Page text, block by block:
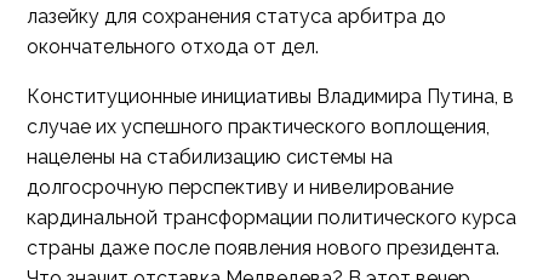
лазейку для сохранения статуса арбитра до
окончательного отхода от дел.
Конституционные инициативы Владимира Путина, в
случае их успешного практического воплощения,
нацелены на стабилизацию системы на
долгосрочную перспективу и нивелирование
кардинальной трансформации политического курса
страны даже после появления нового президента.